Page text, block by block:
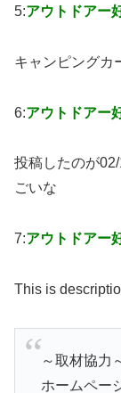
5:アウトドアー
キャンピングカ
6:アウトドアー
投稿したのが
ごいな
7:アウトドアー
This is
～取材協力
ホームペー